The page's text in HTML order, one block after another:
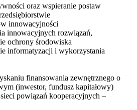
oraz wspieranie postaw
innowacyjności
innowacyjnych rozwiązań,
ochrony środowiska
informatyzacji i wykorzystania
finansowania zewnętrznego o
(inwestor, fundusz kapitałowy)
powiązań kooperacyjnych –